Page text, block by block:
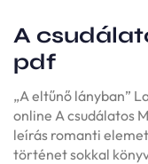
A
pdf
„A eltűnő lányban”
online A csudálatos
leírás romanti
történet sokkal